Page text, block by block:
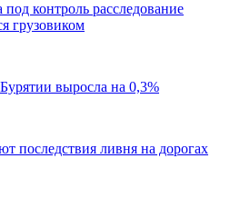
контроль расследование
грузовиком
выросла на 0,3%
последствия ливня на дорогах